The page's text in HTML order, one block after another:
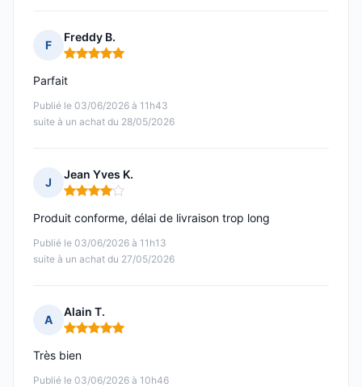
F
Freddy B.
Note : 5 sur 5
Publié le 03/06/2026 à 11h43
suite à un achat du 28/05/2026
Parfait
J
Jean Yves K.
Note : 4 sur 5
Publié le 03/06/2026 à 11h13
suite à un achat du 27/05/2026
Produit conforme, délai de livraison trop long
A
Alain T.
Note : 5 sur 5
Publié le 03/06/2026 à 10h46
Très bien